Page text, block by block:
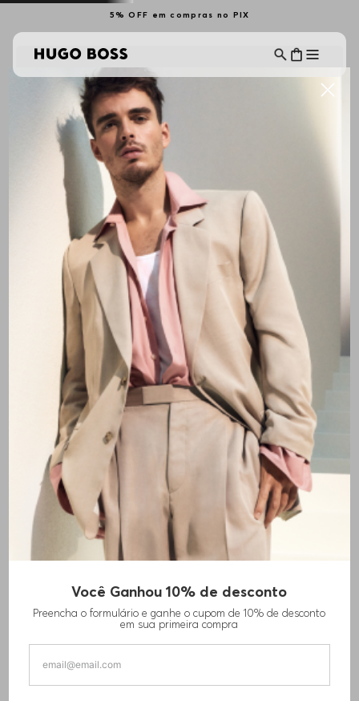
5% OFF em compras no PIX
Você Ganhou 10% de desconto
Preencha o formulário e ganhe o cupom de 10% de desconto
em sua primeira compra